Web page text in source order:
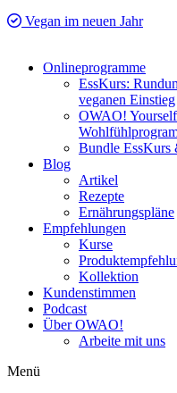
Vegan im neuen Jahr
Onlineprogramme
EssKurs:
veganen Einstieg
OWAO!
Bundle
Blog
Artikel
Rezepte
Ernährungspläne
Empfehlungen
Kurse
Kollektion
Kundenstimmen
Podcast
Über OWAO!
Arbeite mit uns
Menü